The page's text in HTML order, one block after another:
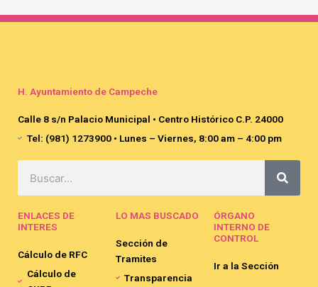
H. Ayuntamiento de Campeche
Calle 8 s/n Palacio Municipal • Centro Histórico C.P. 24000
Tel: (981) 1273900 • Lunes – Viernes, 8:00 am – 4:00 pm
ENLACES DE
INTERES
Cálculo de RFC
Cálculo de
LO MAS BUSCADO
Sección de
Tramites
Transparencia
ÓRGANO
INTERNO DE
CONTROL
Ir a la Sección